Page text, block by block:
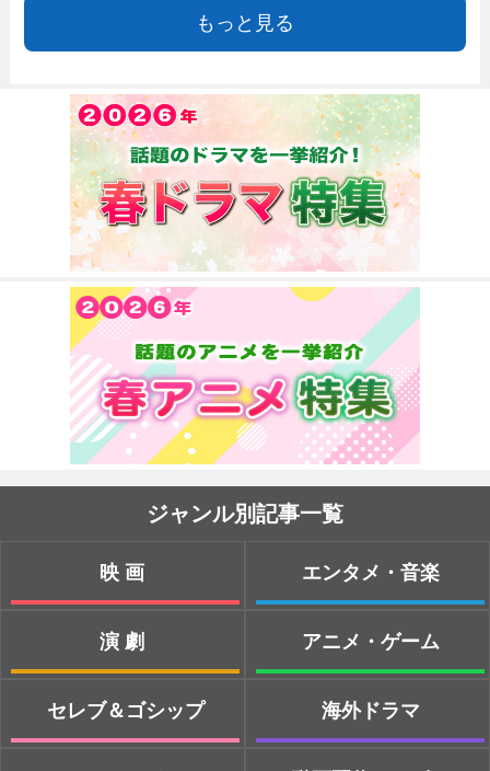
もっと見る
ジャンル別記事一覧
映画
演劇
セレブ＆ゴシップ
エンタメ・音楽
アニメ・ゲーム
海外ドラマ